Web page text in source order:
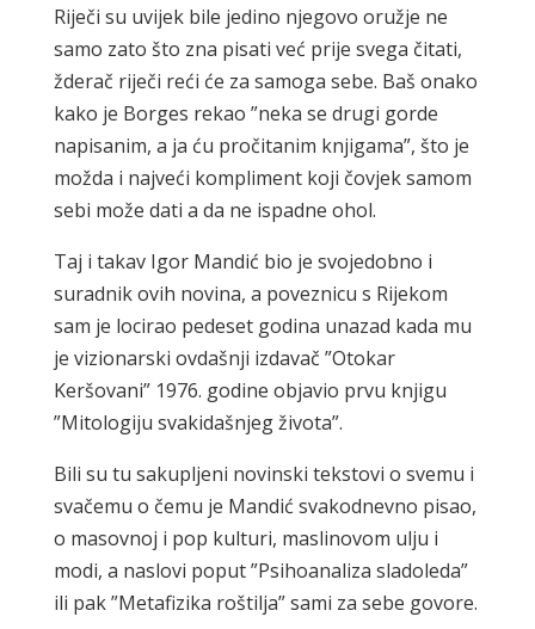
Riječi su uvijek bile jedino njegovo oružje ne
samo zato što zna pisati već prije svega čitati,
žderač riječi reći će za samoga sebe. Baš onako
kako je Borges rekao ”neka se drugi gorde
napisanim, a ja ću pročitanim knjigama”, što je
možda i najveći kompliment koji čovjek samom
sebi može dati a da ne ispadne ohol.
Taj i takav Igor Mandić bio je svojedobno i
suradnik ovih novina, a poveznicu s Rijekom
sam je locirao pedeset godina unazad kada mu
je vizionarski ovdašnji izdavač ”Otokar
Keršovani” 1976. godine objavio prvu knjigu
”Mitologiju svakidašnjeg života”.
Bili su tu sakupljeni novinski tekstovi o svemu i
svačemu o čemu je Mandić svakodnevno pisao,
o masovnoj i pop kulturi, maslinovom ulju i
modi, a naslovi poput ”Psihoanaliza sladoleda”
ili pak ”Metafizika roštilja” sami za sebe govore.